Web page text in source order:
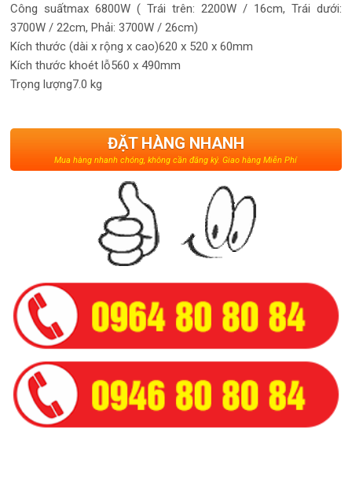
Công suấtmax 6800W ( Trái trên: 2200W / 16cm, Trái dưới:
3700W / 22cm, Phải: 3700W / 26cm)
Kích thước (dài x rộng x cao)620 x 520 x 60mm
Kích thước khoét lỗ560 x 490mm
Trọng lượng7.0 kg
ĐẶT HÀNG NHANH
Mua hàng nhanh chóng, không cần đăng ký. Giao hàng Miễn Phí